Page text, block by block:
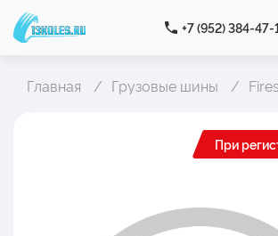
+7 (952) 384-47-
Главная Грузовые шины
При